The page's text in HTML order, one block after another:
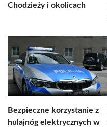
Chodzieży i okolicach
Bezpieczne korzystanie z
hulajnóg elektrycznych w